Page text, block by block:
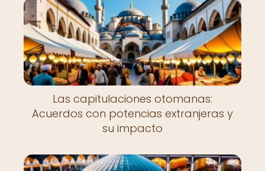
Las capitulaciones otomanas:
Acuerdos con potencias extranjeras y
su impacto